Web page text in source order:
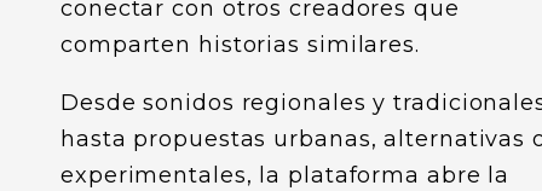
conectar con otros creadores que
comparten historias similares.
Desde sonidos regionales y
hasta propuestas urbanas, alternativas
experimentales, la plataforma abre la